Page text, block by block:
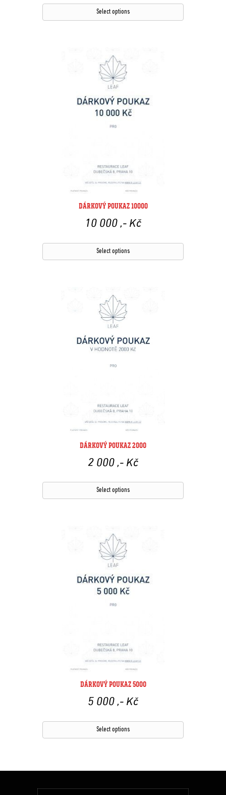
Select options
DÁRKOVÝ POUKAZ 10000
10 000 ,- Kč
Select options
DÁRKOVÝ POUKAZ 2000
2 000 ,- Kč
Select options
DÁRKOVÝ POUKAZ 5000
5 000 ,- Kč
Select options